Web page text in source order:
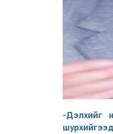
-Дэлхийг